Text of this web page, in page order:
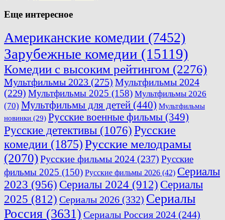
Еще интересное
Американские комедии (7452)
Зарубежные комедии (15119)
Комедии с высоким рейтингом (2276)
Мультфильмы 2023 (275) Мультфильмы 2024
(229) Мультфильмы 2025 (158) Мультфильмы 2026
(70) Мультфильмы для детей (440) Мультфильмы
новинки (29) Русские военные фильмы (349)
Русские детективы (1076)Русские
комедии (1875)Русские мелодрамы
(2070)Русские фильмы 2024 (237) Русские
фильмы 2025 (150) Русские фильмы 2026 (42) Сериалы
2023 (956) Сериалы 2024 (912) Сериалы
2025 (812) Сериалы 2026 (332) Сериалы
Россия (3631) Сериалы Россия 2024 (244)